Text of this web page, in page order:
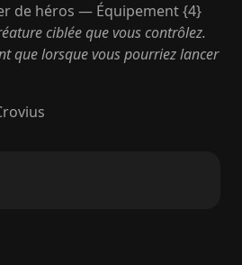
de héros — Équipement {4}
ciblée que vous contrôlez.
que lorsque vous pourriez lancer